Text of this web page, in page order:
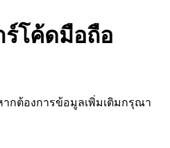
ร์โค้ดมือถือ
กต้องการข้อมูลเพิ่มเติมกรุณา